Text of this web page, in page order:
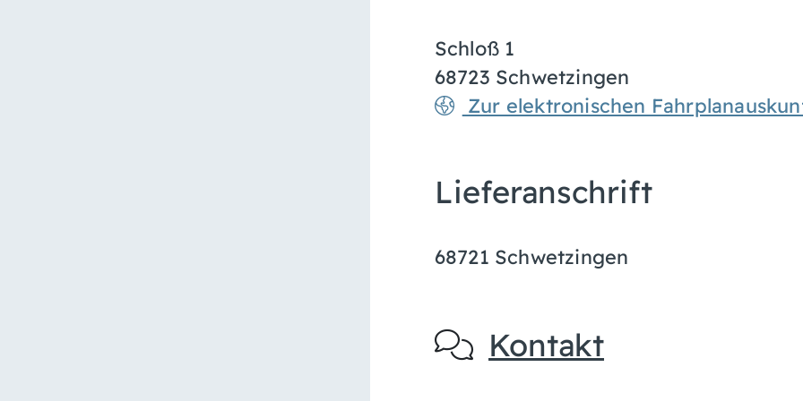
Schloß 1
68723 Schwetzingen
Zur elektronischen
Lieferanschrift
68721 Schwetzingen
Kontakt